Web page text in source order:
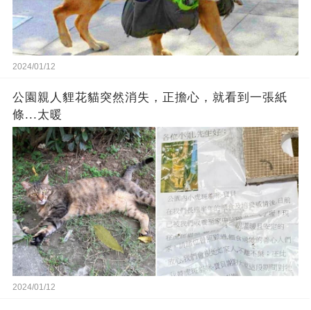
2024/01/12
公園親人貍花貓突然消失，正擔心，就看到一張紙
條...太暖
2024/01/12